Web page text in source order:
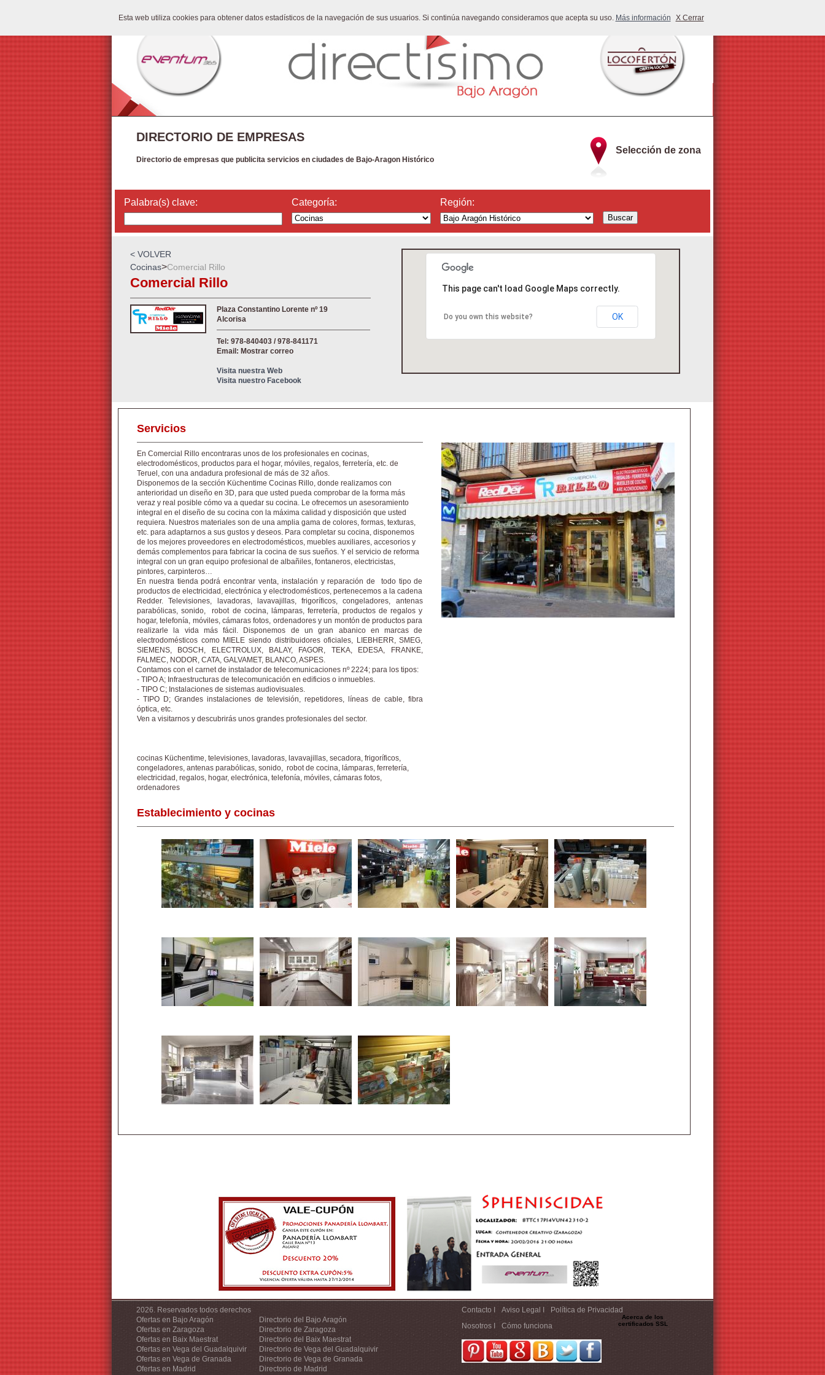
Esta web utiliza cookies para obtener datos estadísticos de la navegación de sus usuarios. Si continúa navegando consideramos que acepta su uso. Más información X Cerrar
Selección de zona
DIRECTORIO DE EMPRESAS
Directorio de empresas que publicita servicios en ciudades de Bajo-Aragon Histórico
Palabra(s) clave: Categoría: Región:
< VOLVER
Cocinas>Comercial Rillo
Comercial Rillo
Plaza Constantino Lorente nº 19
Alcorisa
Tel: 978-840403 / 978-841171
Email: Mostrar correo
Visita nuestra Web
Visita nuestro Facebook
This page can't load Google Maps correctly.
Do you own this website? OK
Servicios
En Comercial Rillo encontraras unos de los profesionales en cocinas,
electrodomésticos, productos para el hogar, móviles, regalos, ferretería, etc. de
Teruel, con una andadura profesional de más de 32 años.
Disponemos de la sección Küchentime Cocinas Rillo, donde realizamos con
anterioridad un diseño en 3D, para que usted pueda comprobar de la forma más
veraz y real posible cómo va a quedar su cocina. Le ofrecemos un asesoramiento
integral en el diseño de su cocina con la máxima calidad y disposición que usted
requiera. Nuestros materiales son de una amplia gama de colores, formas, texturas,
etc. para adaptarnos a sus gustos y deseos. Para completar su cocina, disponemos
de los mejores proveedores en electrodomésticos, muebles auxiliares, accesorios y
demás complementos para fabricar la cocina de sus sueños. Y el servicio de reforma
integral con un gran equipo profesional de albañiles, fontaneros, electricistas,
pintores, carpinteros…
En nuestra tienda podrá encontrar venta, instalación y reparación de todo tipo de
productos de electricidad, electrónica y electrodomésticos, pertenecemos a la cadena
Redder. Televisiones, lavadoras, lavavajillas, frigoríficos, congeladores, antenas
parabólicas, sonido, robot de cocina, lámparas, ferretería, productos de regalos y
hogar, telefonía, móviles, cámaras fotos, ordenadores y un montón de productos para
realizarle la vida más fácil. Disponemos de un gran abanico en marcas de
electrodomésticos como MIELE siendo distribuidores oficiales, LIEBHERR, SMEG,
SIEMENS, BOSCH, ELECTROLUX, BALAY, FAGOR, TEKA, EDESA, FRANKE,
FALMEC, NODOR, CATA, GALVAMET, BLANCO, ASPES.
Contamos con el carnet de instalador de telecomunicaciones nº 2224; para los tipos:
- TIPO A; Infraestructuras de telecomunicación en edificios o inmuebles.
- TIPO C; Instalaciones de sistemas audiovisuales.
- TIPO D; Grandes instalaciones de televisión, repetidores, líneas de cable, fibra
óptica, etc.
Ven a visitarnos y descubrirás unos grandes profesionales del sector.
cocinas Küchentime, televisiones, lavadoras, lavavajillas, secadora, frigoríficos,
congeladores, antenas parabólicas, sonido, robot de cocina, lámparas, ferretería,
electricidad, regalos, hogar, electrónica, telefonía, móviles, cámaras fotos,
ordenadores
Establecimiento y cocinas
2026. Reservados todos derechos
Ofertas en Bajo Aragón
Ofertas en Zaragoza
Ofertas en Baix Maestrat
Ofertas en Vega del Guadalquivir
Ofertas en Vega de Granada
Ofertas en Madrid
Directorio del Bajo Aragón
Directorio de Zaragoza
Directorio del Baix Maestrat
Directorio de Vega del Guadalquivir
Directorio de Vega de Granada
Directorio de Madrid
Contacto I Aviso Legal I
Política de Privacidad
Nosotros I
Cómo funciona
Acerca de los
certificados SSL